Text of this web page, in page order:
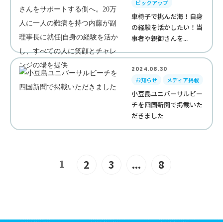
ピックアップ
車椅子で挑んだ海！自身
の経験を活かしたい！当
事者や親御さんを...
2024.08.30
お知らせ
メディア掲載
小豆島ユニバーサルビー
チを四国新聞で掲載いた
だきました
1 2 3 ... 8